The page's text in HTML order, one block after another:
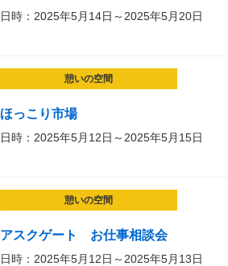
日時：2025年5月14日～2025年5月20日
憩いの空間
ほっこり市場
日時：2025年5月12日～2025年5月15日
憩いの空間
アスクゲート お仕事相談会
日時：2025年5月12日～2025年5月13日